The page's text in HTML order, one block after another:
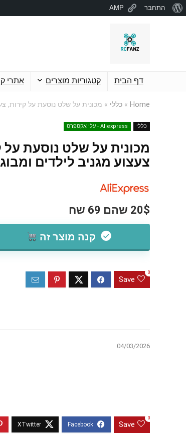
אודות
התחבר AMP
דף הבית קטגוריות מוצרים אתרי
Home
» כללי » מכונית על שלט נוסעת על קירות,
כללי Aliexpress - עלי אקספרס
מכונית על שלט נוסעת על
צעצוע מגניב לילדים
20$ שהם 69 שח
קנה מוצר זה
Save
0
04/03/2026
Save
0